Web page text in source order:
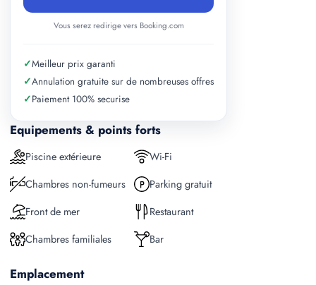
Equipements & points forts
Piscine extérieure
Wi-Fi
Chambres non-fumeurs
Parking gratuit
Front de mer
Restaurant
Chambres familiales
Bar
Emplacement
Vous serez redirige vers Booking.com
✓Meilleur prix garanti
✓Annulation gratuite sur de nombreuses offres
✓Paiement 100% securise